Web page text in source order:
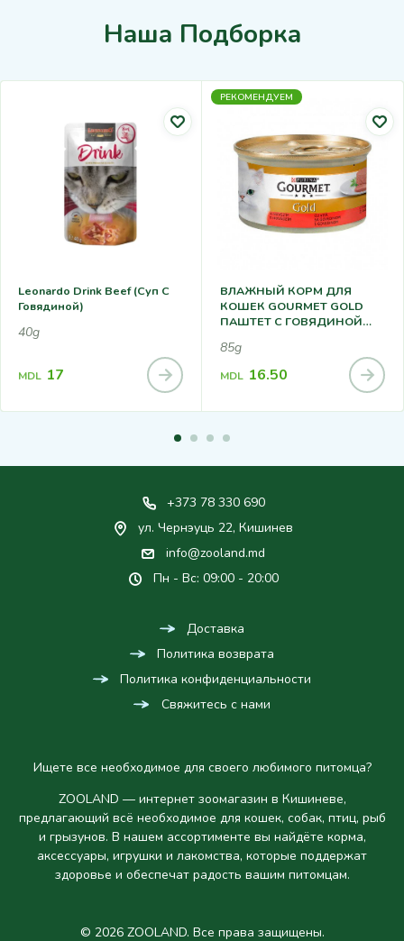
Наша Подборка
Leonardo Drink Beef (суп С
Говядиной)
40g
MDL 17
РЕКОМЕНДУЕМ
ВЛАЖНЫЙ КОРМ ДЛЯ
КОШЕК GOURMET GOLD
ПАШТЕТ С ГОВЯДИНОЙ
85g
MDL 16.50
+373 78 330 690
ул. Чернэуць 22, Кишинев
info@zooland.md
Пн - Вс: 09:00 - 20:00
Доставка
Политика возврата
Политика конфиденциальности
Свяжитесь с нами
Ищете все необходимое для своего любимого питомца?
ZOOLAND — интернет зоомагазин в Кишиневе,
предлагающий всё необходимое для кошек, собак, птиц, рыб
и грызунов. В нашем ассортименте вы найдёте корма,
аксессуары, игрушки и лакомства, которые поддержат
здоровье и обеспечат радость вашим питомцам.
© 2026 ZOOLAND. Все права защищены.